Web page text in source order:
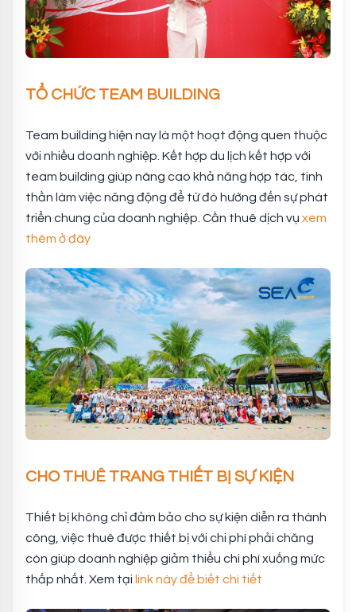
TỔ CHỨC TEAM BUILDING
Team building hiện nay là một hoạt động quen thuộc
với nhiều doanh nghiệp. Kết hợp du lịch kết hợp với
team building giúp nâng cao khả năng hợp tác, tinh
thần làm việc năng động để từ đó hướng đến sự phát
triển chung của doanh nghiệp. Cần thuê dịch vụ xem
thêm ở đây
CHO THUÊ TRANG THIẾT BỊ SỰ KIỆN
Thiết bị không chỉ đảm bảo cho sự kiện diễn ra thành
công, việc thuê được thiết bị với chi phí phải chăng
còn giúp doanh nghiệp giảm thiểu chi phí xuống mức
thấp nhất. Xem tại link này để biết chi tiết